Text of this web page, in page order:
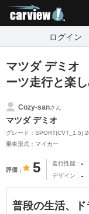
ログイン
マツダ デミオ
ーツ走行と楽
Cozy-sanさん
マツダ デミオ
グレード：SPORT(CVT_1.5)
乗車形式：マイカー
評価 5 走行性能 -
デザイン -
普段の生活、